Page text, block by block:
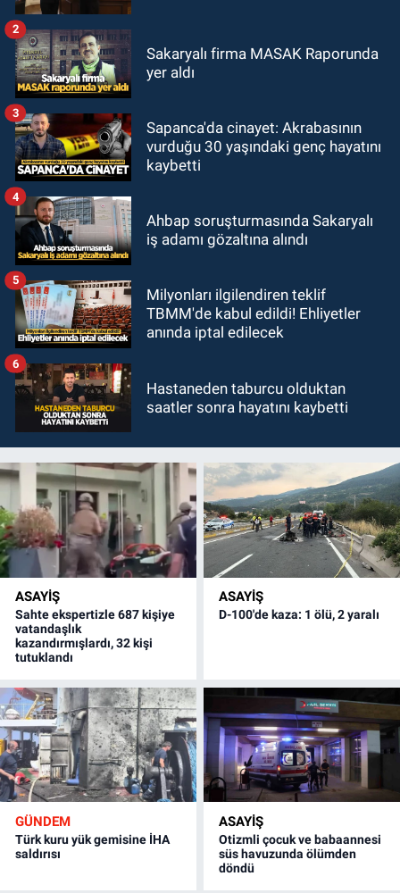
Sakaryalı firma MASAK Raporunda
yer aldı
2
Sapanca'da cinayet: Akrabasının
vurduğu 30 yaşındaki genç hayatını
kaybetti
3
Ahbap soruşturmasında Sakaryalı
iş adamı gözaltına alındı
4
Milyonları ilgilendiren teklif
TBMM'de kabul edildi! Ehliyetler
anında iptal edilecek
5
Hastaneden taburcu olduktan
saatler sonra hayatını kaybetti
6
ASAYİŞ
Sahte ekspertizle 687 kişiye
vatandaşlık
kazandırmışlardı, 32 kişi
tutuklandı
ASAYİŞ
D-100'de kaza: 1 ölü, 2 yaralı
GÜNDEM
Türk kuru yük gemisine İHA
saldırısı
ASAYİŞ
Otizmli çocuk ve babaannesi
süs havuzunda ölümden
döndü